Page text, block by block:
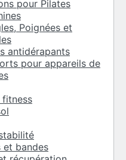
pour Pilates
Poignées et
antidérapants
pour appareils de
fitness
et bandes